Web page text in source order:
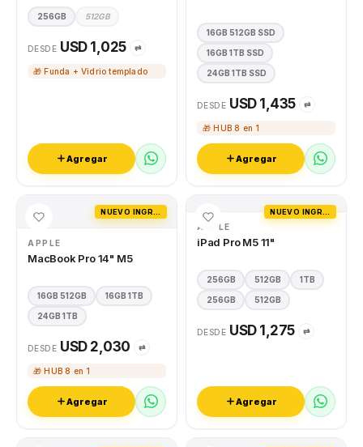
256GB 512GB
DESDE USD 1,025 ⇄
🎁 Funda + Vidrio templado
Agregar
16GB 512GB SSD
16GB 1TB SSD
24GB 1TB SSD
DESDE USD 1,435 ⇄
🎁 HUB 8 en 1
Agregar
APPLE
MacBook Pro 14" M5
16GB 512GB 16GB 1TB
24GB 1TB
DESDE USD 2,030 ⇄
🎁 HUB 8 en 1
Agregar
APPLE
iPad Pro M5 11"
256GB 512GB 1TB
256GB 512GB
DESDE USD 1,275 ⇄
Agregar